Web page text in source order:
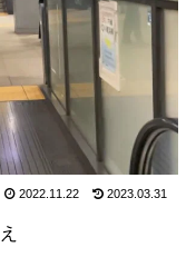
2022.11.22 2023.03.31